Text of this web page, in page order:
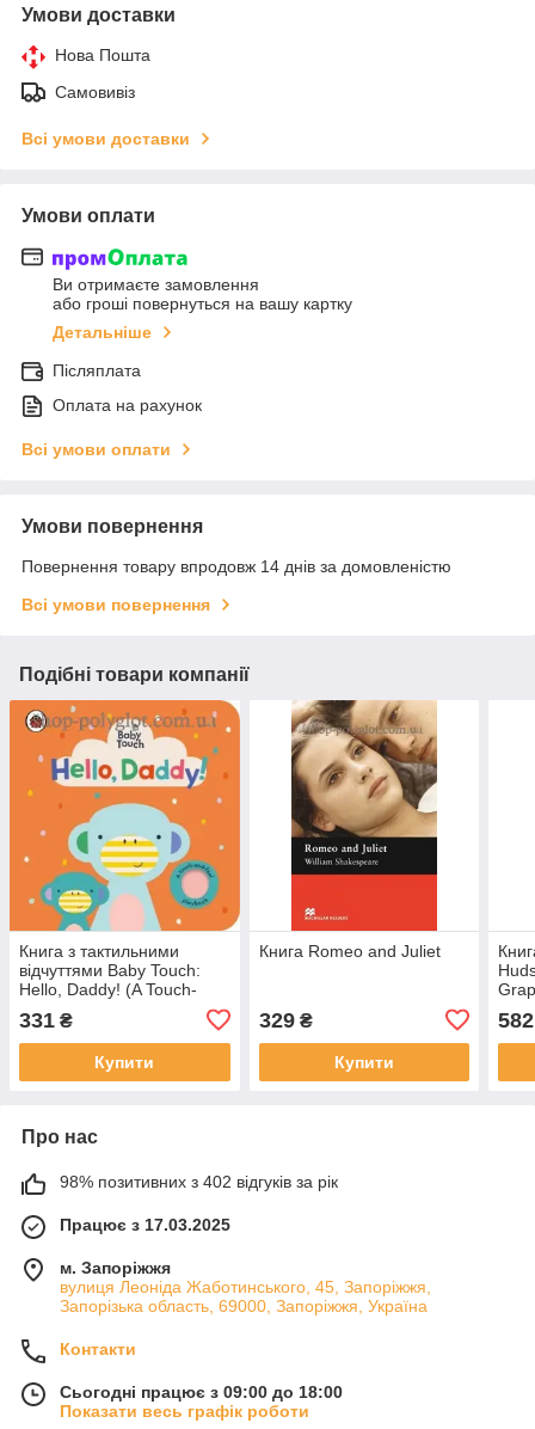
Умови доставки
Нова Пошта
Самовивіз
Всі умови доставки
Умови оплати
Ви отримаєте замовлення
або гроші повернуться на вашу картку
Детальніше
Післяплата
Оплата на рахунок
Всі умови оплати
Умови повернення
Повернення товару впродовж 14 днів за домовленістю
Всі умови повернення
Подібні товари компанії
Книга з тактильними
відчуттями Baby Touch:
Hello, Daddy! (A Touch-
331 ₴
Купити
Книга Romeo and Juliet
329₴
Купити
582
Про нас
98% позитивних з 402 відгуків за рік
Працює з 17.03.2025
м. Запоріжжя
вулиця Леоніда Жаботинського, 45, Запоріжжя,
Запорізька область, 69000, Запоріжжя, Україна
Контакти
Сьогодні працює з 09:00 до 18:00
Показати весь графік роботи